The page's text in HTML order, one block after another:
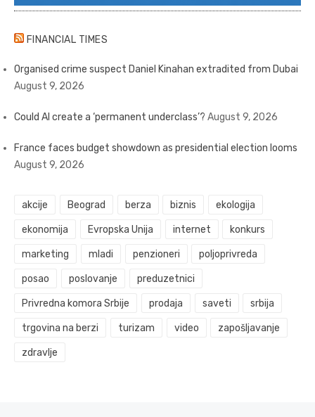
FINANCIAL TIMES
Organised crime suspect Daniel Kinahan extradited from Dubai
August 9, 2026
Could AI create a ‘permanent underclass’? August 9, 2026
France faces budget showdown as presidential election looms
August 9, 2026
akcije Beograd berza biznis ekologija
ekonomija Evropska Unija internet konkurs
marketing mladi penzioneri poljoprivreda
posao poslovanje preduzetnici
Privredna komora Srbije prodaja saveti srbija
trgovina na berzi turizam video zapošljavanje
zdravlje